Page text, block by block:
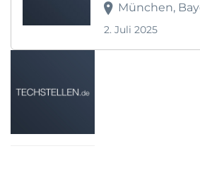
München,
2. Juli 2025